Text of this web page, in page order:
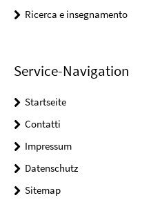
Ricerca e insegnamento
Service-Navigation
Startseite
Contatti
Impressum
Datenschutz
Sitemap